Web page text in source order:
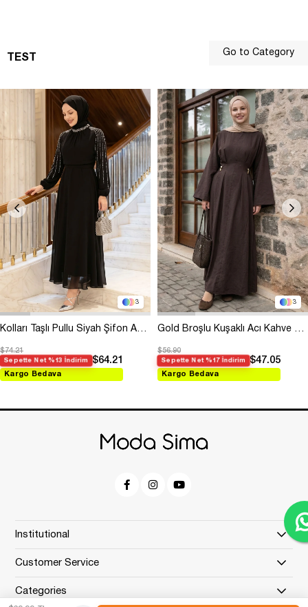
TEST
3
$74.21
Sepette Net %13 İndirim $64.21
Kargo Bedava
3
$56.90
Sepette Net %17 İndirim $47.05
Kargo Bedava
Go to Category
Institutional
Customer Service
Categories